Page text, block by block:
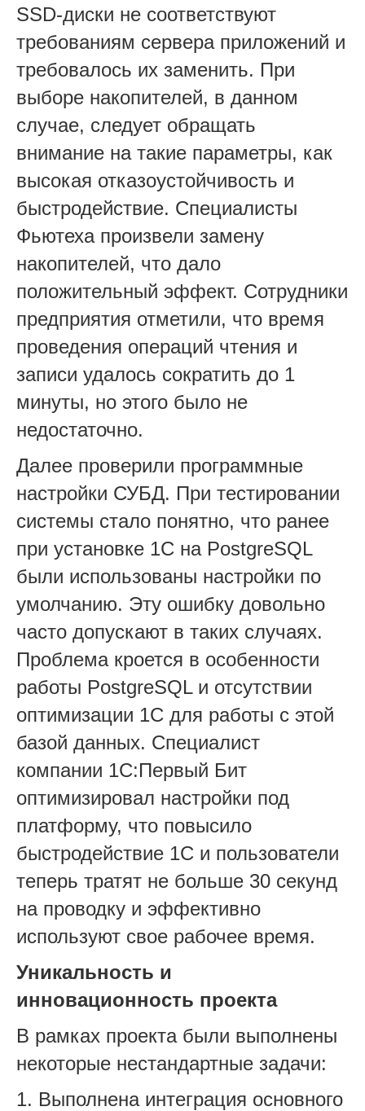
SSD-диски не соответствуют
требованиям сервера приложений и
требовалось их заменить. При
выборе накопителей, в данном
случае, следует обращать
внимание на такие параметры, как
высокая отказоустойчивость и
быстродействие. Специалисты
Фьютеха произвели замену
накопителей, что дало
положительный эффект. Сотрудники
предприятия отметили, что время
проведения операций чтения и
записи удалось сократить до 1
минуты, но этого было не
недостаточно.
Далее проверили программные
настройки СУБД. При тестировании
системы стало понятно, что ранее
при установке 1С на PostgreSQL
были использованы настройки по
умолчанию. Эту ошибку довольно
часто допускают в таких случаях.
Проблема кроется в особенности
работы PostgreSQL и отсутствии
оптимизации 1С для работы с этой
базой данных. Специалист
компании 1С:Первый Бит
оптимизировал настройки под
платформу, что повысило
быстродействие 1С и пользователи
теперь тратят не больше 30 секунд
на проводку и эффективно
используют свое рабочее время.
Уникальность и
инновационность проекта
В рамках проекта были выполнены
некоторые нестандартные задачи:
1. Выполнена интеграция основного